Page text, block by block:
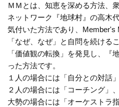
ＭＭとは、知恵を深める方法、
ネットワーク『地球村』の高木
気付いた方法であり、Member's
「なぜ、なぜ」と自問を続ける
「価値観の転換」を発見し、『
った方法です。
１人の場合には「自分との対話」
２人の場合には「コーチング」、
大勢の場合には「オーケストラ